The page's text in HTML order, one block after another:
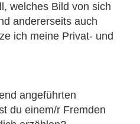
welches Bild von sich
andererseits auch
ich meine Privat- und
angeführten
du einem/r Fremden